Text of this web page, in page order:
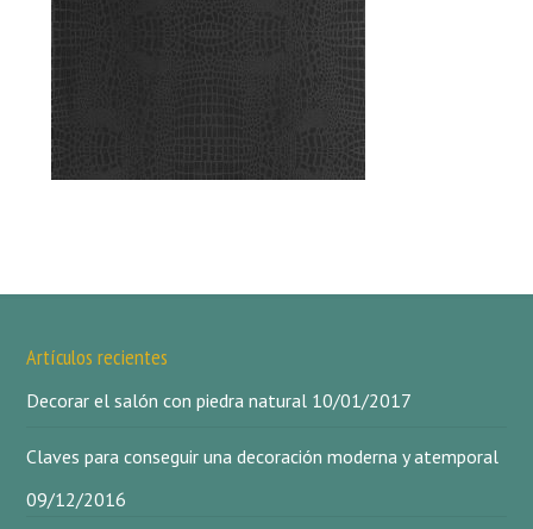
Artículos recientes
Decorar el salón con piedra natural 10/01/2017
Claves para conseguir una decoración moderna y atemporal
09/12/2016